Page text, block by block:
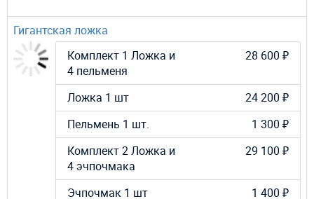
Гигантская ложка
Комплект 1 Ложка и
4 пельменя
28 600 ₽
Ложка 1 шт
24 200 ₽
Пельмень 1 шт.
1 300 ₽
Комплект 2 Ложка и
4 эчпочмака
29 100 ₽
Эчпочмак 1 шт 1 400 ₽